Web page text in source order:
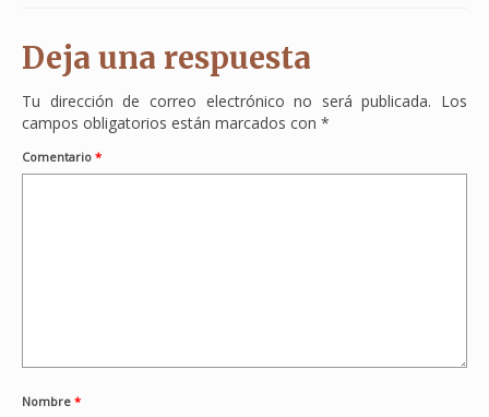
Deja una respuesta
Tu dirección de correo electrónico no será publicada. Los
campos obligatorios están marcados con *
Comentario *
Nombre *